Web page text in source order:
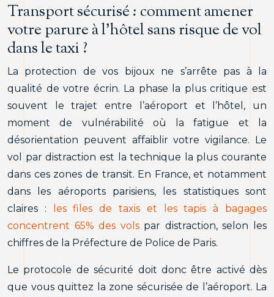
Transport sécurisé : comment amener
votre parure à l’hôtel sans risque de vol
dans le taxi ?
La protection de vos bijoux ne s’arrête pas à la
qualité de votre écrin. La phase la plus critique est
souvent le trajet entre l’aéroport et l’hôtel, un
moment de vulnérabilité où la fatigue et la
désorientation peuvent affaiblir votre vigilance. Le
vol par distraction est la technique la plus courante
dans ces zones de transit. En France, et notamment
dans les aéroports parisiens, les statistiques sont
claires :
les files de taxis et les tapis à bagages
concentrent 65% des volspar distraction, selon les
chiffres de la Préfecture de Police de Paris.
Le protocole de sécurité doit donc être activé dès
que vous quittez la zone sécurisée de l’aéroport. La